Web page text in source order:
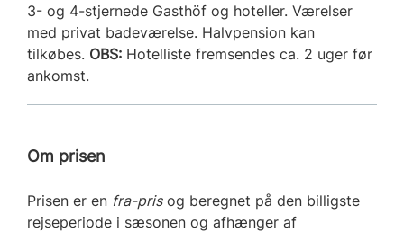
3- og 4-stjernede Gasthöf og hoteller. Værelser
med privat badeværelse. Halvpension kan
tilkøbes. OBS: Hotelliste fremsendes ca. 2 uger før
ankomst.
Om prisen
Prisen er en fra-prisog beregnet på den billigste
rejseperiode i sæsonen og afhænger af